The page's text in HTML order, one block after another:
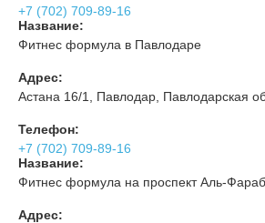
+7 (702) 709-89-16
Название:
Фитнес формула в Павлодаре
Адрес:
Астана 16/1, Павлодар, Павлодарская
Телефон:
+7 (702) 709-89-16
Название:
Фитнес формула на проспект Аль-
Адрес: